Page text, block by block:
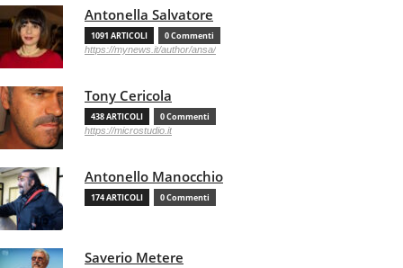
Antonella Salvatore
1091 ARTICOLI 0 Commenti
https://mynews.it/author/ansa/
Tony Cericola
438 ARTICOLI 0 Commenti
https://microstudio.it
Antonello Manocchio
174 ARTICOLI 0 Commenti
Saverio Metere